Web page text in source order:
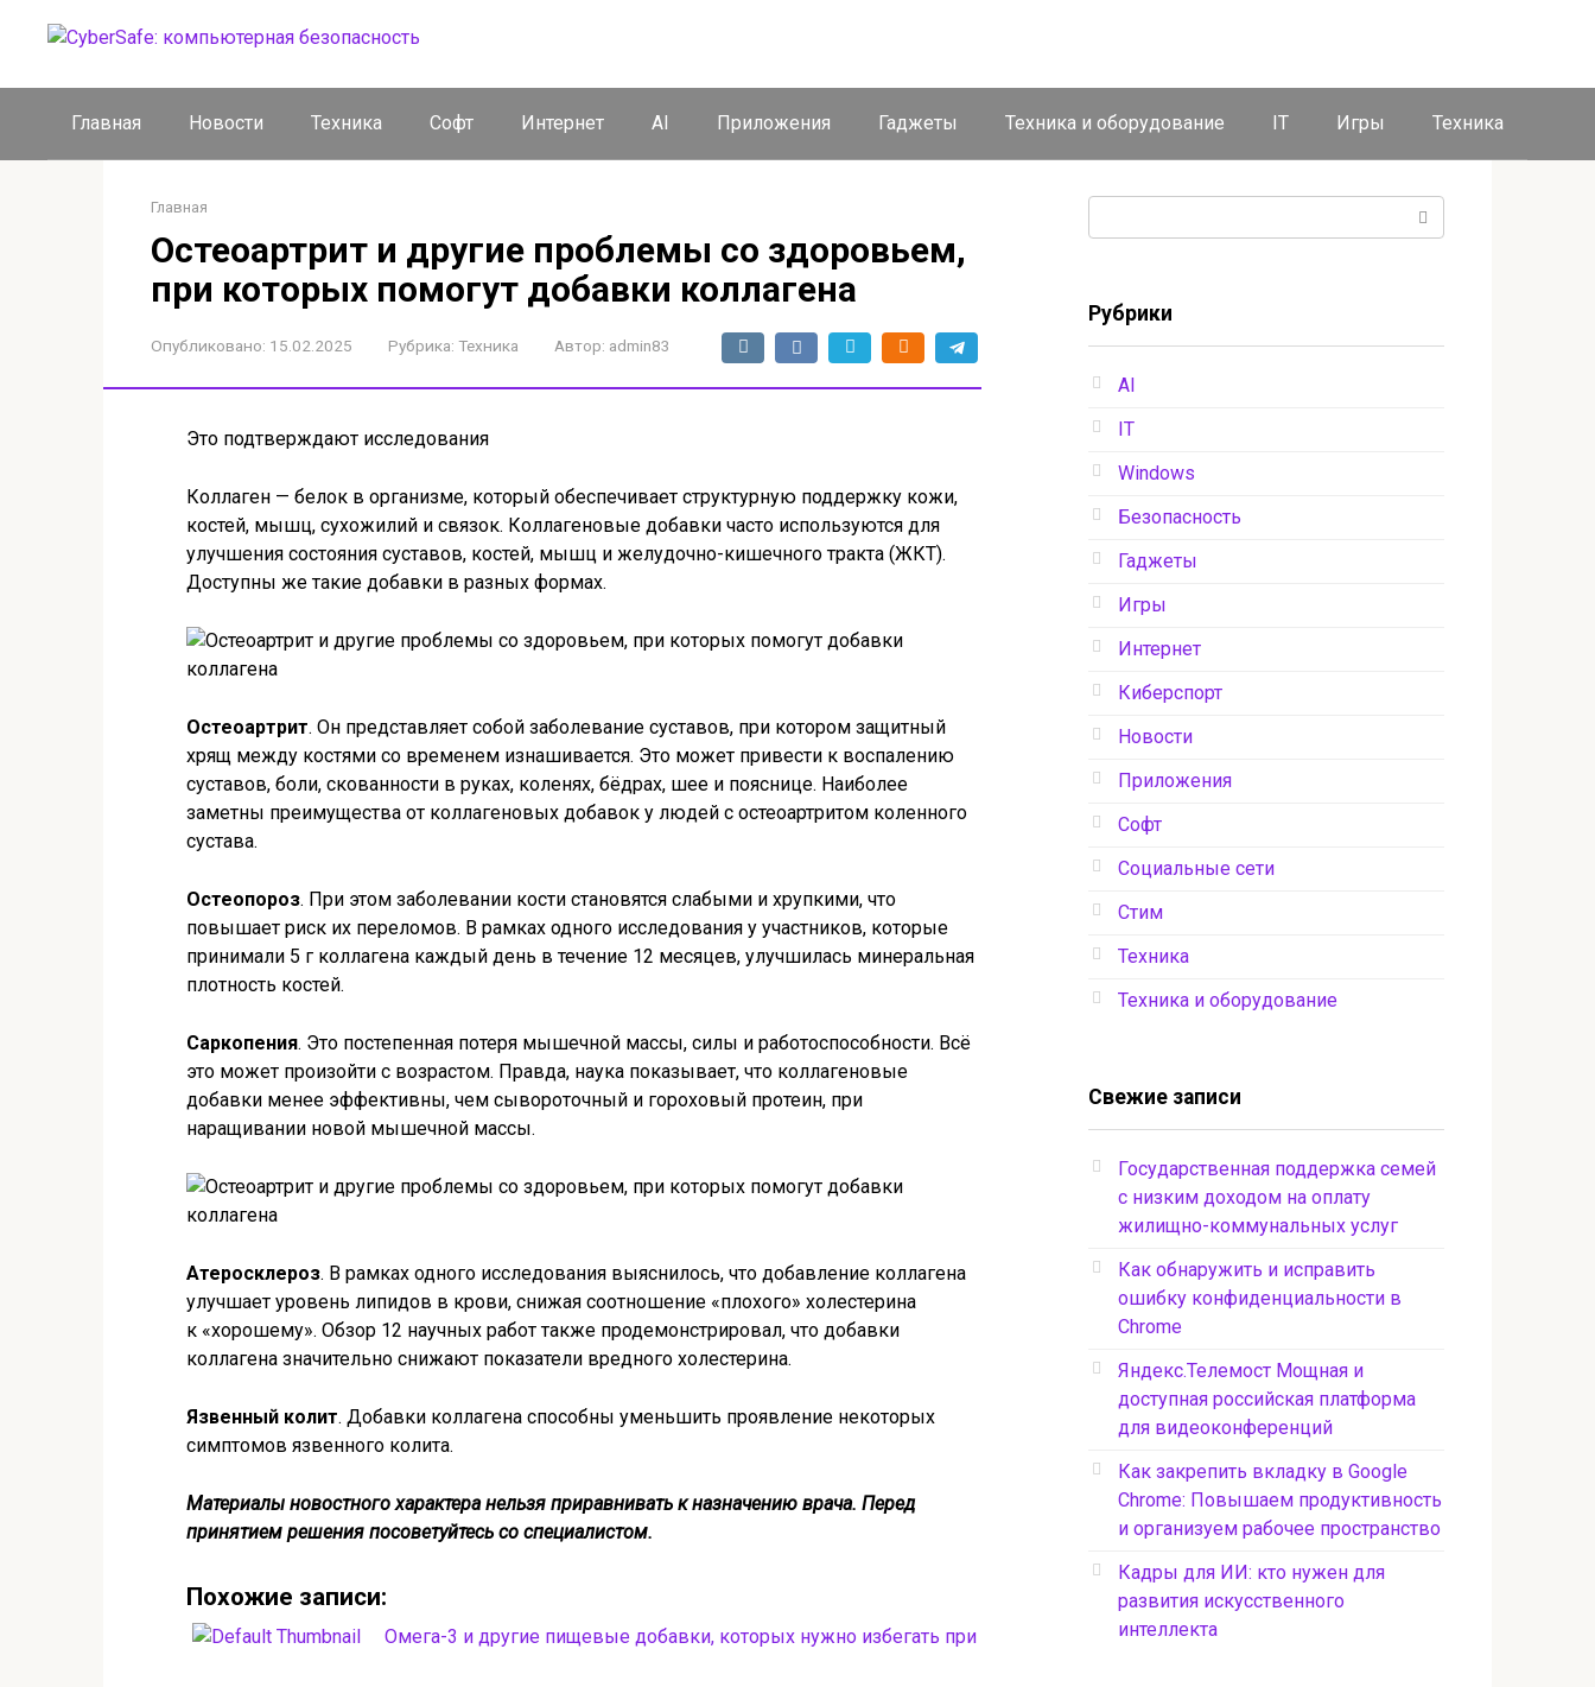
Главная Новости Техника Софт Интернет AI Приложения Гаджеты Техника и оборудование IT Игры Техника
Главная
Остеоартрит и другие проблемы со здоровьем,
при которых помогут добавки коллагена
Опубликовано: 15.02.2025 Рубрика: Техника Автор: admin83
Это подтверждают исследования
Коллаген — белок в организме, который обеспечивает структурную поддержку кожи,
костей, мышц, сухожилий и связок. Коллагеновые добавки часто используются для
улучшения состояния суставов, костей, мышц и желудочно-кишечного тракта (ЖКТ).
Доступны же такие добавки в разных формах.
Остеоартрит. Он представляет собой заболевание суставов, при котором защитный
хрящ между костями со временем изнашивается. Это может привести к воспалению
суставов, боли, скованности в руках, коленях, бёдрах, шее и пояснице. Наиболее
заметны преимущества от коллагеновых добавок у людей с остеоартритом коленного
сустава.
Остеопороз. При этом заболевании кости становятся слабыми и хрупкими, что
повышает риск их переломов. В рамках одного исследования у участников, которые
принимали 5 г коллагена каждый день в течение 12 месяцев, улучшилась минеральная
плотность костей.
Саркопения. Это постепенная потеря мышечной массы, силы и работоспособности. Всё
это может произойти с возрастом. Правда, наука показывает, что коллагеновые
добавки менее эффективны, чем сывороточный и гороховый протеин, при
наращивании новой мышечной массы.
Атеросклероз. В рамках одного исследования выяснилось, что добавление коллагена
улучшает уровень липидов в крови, снижая соотношение «плохого» холестерина
к «хорошему». Обзор 12 научных работ также продемонстрировал, что добавки
коллагена значительно снижают показатели вредного холестерина.
Язвенный колит. Добавки коллагена способны уменьшить проявление некоторых
симптомов язвенного колита.
Материалы новостного характера нельзя приравнивать к назначению врача. Перед
принятием решения посоветуйтесь со специалистом.
Похожие записи:
Омега-3 и другие пищевые добавки, которых нужно избегать при
Рубрики
AI
IT
Windows
Безопасность
Гаджеты
Игры
Интернет
Киберспорт
Новости
Приложения
Софт
Социальные сети
Стим
Техника
Техника и оборудование
Свежие записи
Государственная поддержка семей
с низким доходом на оплату
жилищно-коммунальных услуг
Как обнаружить и исправить
ошибку конфиденциальности в
Chrome
Яндекс.Телемост Мощная и
доступная российская платформа
для видеоконференций
Как закрепить вкладку в Google
Chrome: Повышаем продуктивность
и организуем рабочее пространство
Кадры для ИИ: кто нужен для
развития искусственного
интеллекта